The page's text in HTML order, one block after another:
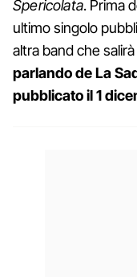
Spericolata. Prima
ultimo singolo
altra band che
parlando de La
pubblicato il 1